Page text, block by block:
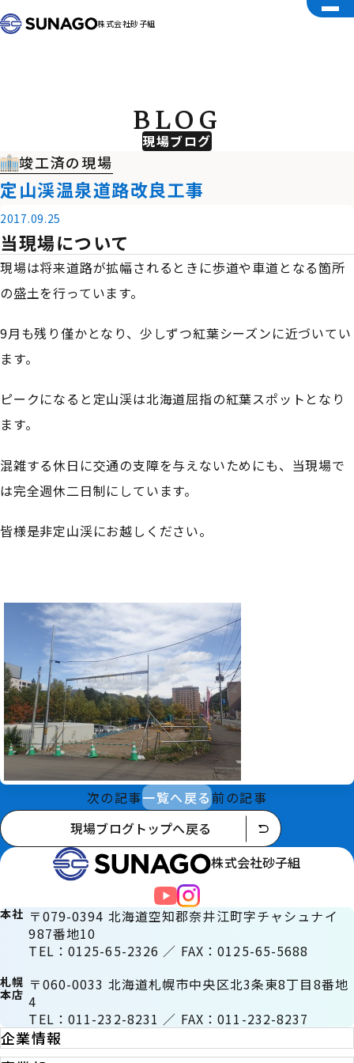
株式会社砂子組
現場ブログ
BLOG
竣工済の現場
定山渓温泉道路改良工事
2017.09.25
当現場について
現場は将来道路が拡幅されるときに歩道や車道となる箇所
の盛土を行っています。
9月も残り僅かとなり、少しずつ紅葉シーズンに近づいてい
ます。
ピークになると定山渓は北海道屈指の紅葉スポットとなり
ます。
混雑する休日に交通の支障を与えないためにも、当現場で
は完全週休二日制にしています。
皆様是非定山渓にお越しください。
次の記事一覧へ戻る前の記事
現場ブログトップへ戻る
株式会社砂子組
本社 〒079-0394 北海道空知郡奈井江町字チャシュナイ
987番地10
TEL：0125-65-2326 ／ FAX：0125-65-5688
札幌
本店
〒060-0033 北海道札幌市中央区北3条東8丁目8番地
4
TEL：011-232-8231 ／ FAX：011-232-8237
企業情報